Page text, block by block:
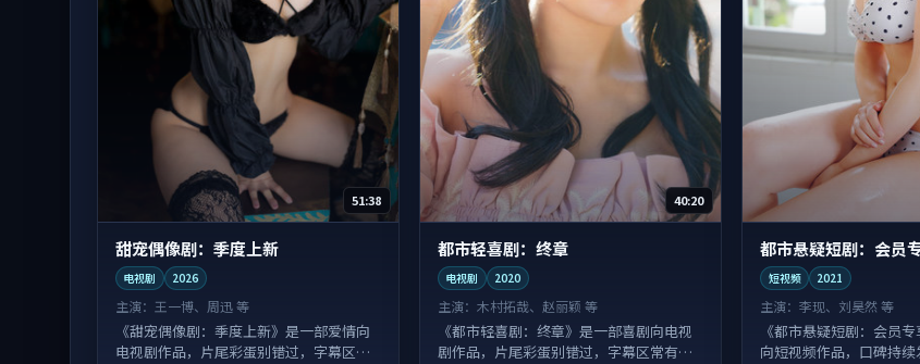
51:38
甜宠偶像剧：季度上新
电视剧 2026
主演： 王一博、周迅 等
《甜宠偶像剧：季度上新》是一部爱情向
电视剧作品，片尾彩蛋别错过，字幕区常
40:20
都市轻喜剧：终章
电视剧 2020
主演：木村拓哉、赵丽颖 等
《都市轻喜剧：终章》是一部喜剧向电视
剧作品，片尾彩蛋别错过，字幕区常有惊
都市悬疑短剧：会员
短视频 2021
主演：李现、刘昊然 等
《都市悬疑短剧：会员
向短视频作品，口碑持